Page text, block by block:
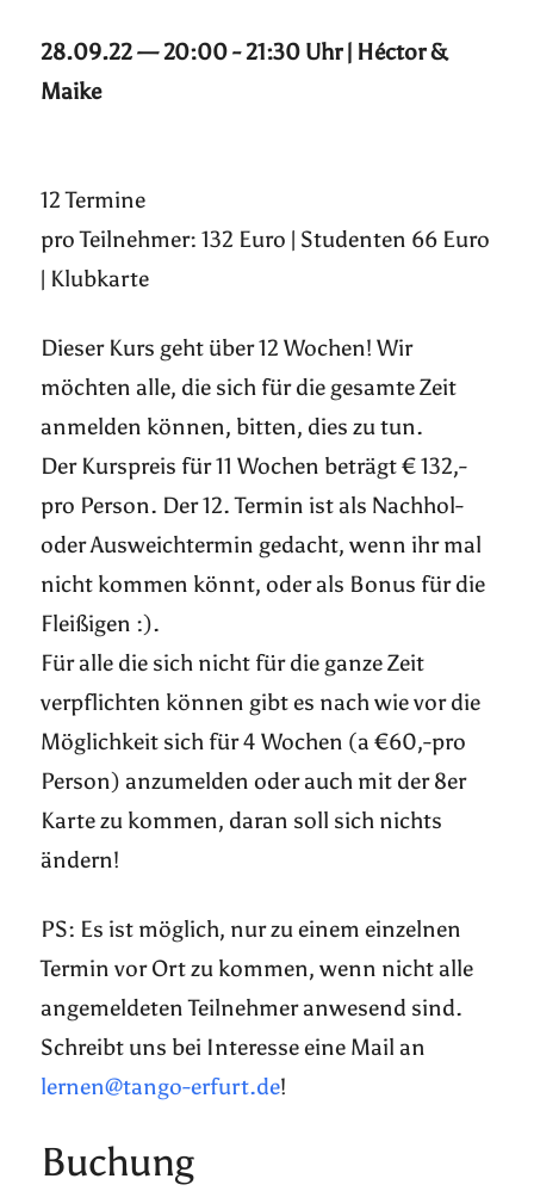
28.09.22 — 20:00 - 21:30 Uhr | Héctor &
Maike
12 Termine
pro Teilnehmer: 132 Euro | Studenten 66 Euro
| Klubkarte
Dieser Kurs geht über 12 Wochen! Wir
möchten alle, die sich für die gesamte Zeit
anmelden können, bitten, dies zu tun.
Der Kurspreis für 11 Wochen beträgt € 132,-
pro Person. Der 12. Termin ist als Nachhol-
oder Ausweichtermin gedacht, wenn ihr mal
nicht kommen könnt, oder als Bonus für die
Fleißigen :).
Für alle die sich nicht für die ganze Zeit
verpflichten können gibt es nach wie vor die
Möglichkeit sich für 4 Wochen (a €60,-pro
Person) anzumelden oder auch mit der 8er
Karte zu kommen, daran soll sich nichts
ändern!
PS: Es ist möglich, nur zu einem einzelnen
Termin vor Ort zu kommen, wenn nicht alle
angemeldeten Teilnehmer anwesend sind.
Schreibt uns bei Interesse eine Mail an
lernen@tango-erfurt.de!
Buchung